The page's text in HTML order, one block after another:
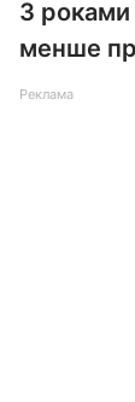
З роками
менше
Реклама